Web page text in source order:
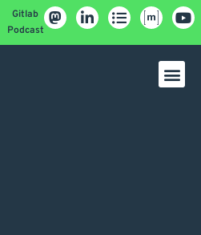
Gitlab
Podcast